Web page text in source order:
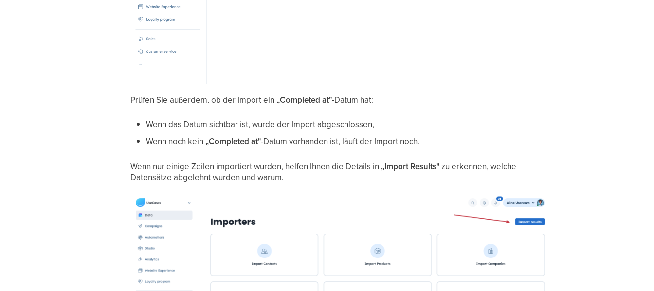
Prüfen Sie außerdem, ob der Import ein „Completed at"-Datum hat:
Wenn das Datum sichtbar ist, wurde der Import abgeschlossen,
Wenn noch kein „Completed at"-Datum vorhanden ist, läuft der Import noch.
Wenn nur einige Zeilen importiert wurden, helfen Ihnen die Details in „Import Results"zu erkennen, welche
Datensätze abgelehnt wurden und warum.